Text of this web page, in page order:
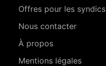
Offres pour les syndics
Nous contacter
À propos
Mentions légales